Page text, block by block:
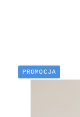
PROMOCJA